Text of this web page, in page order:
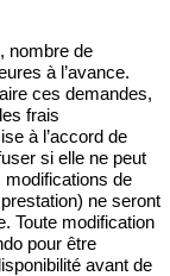
nombre de
à l’avance.
ces demandes,
frais
à l’accord de
si elle ne peut
modifications de
ne seront
Toute modification
pour être
avant de